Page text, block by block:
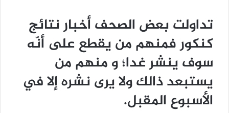
تداولت بعض الصحف أخبار نتائج
كنكور فمنهم من يقطع على أنّه
سوف ينشر غدا؛ و منهم من
يستبعد ذالك ولا يرى نشره إلا في
الأسبوع المقبل.